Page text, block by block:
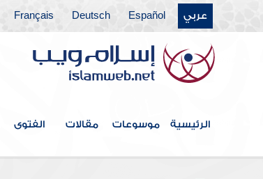
عربي Español
Deutsch
Français
الرئيسية موسوعات مقالات الفتوى